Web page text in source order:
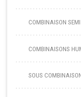
COMBINAISON
COMBINAISONS
SOUS